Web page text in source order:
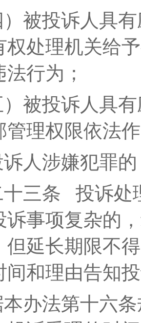
）被投诉人具
权处理机关给
行为；
）被投诉人具
管理权限依法
人涉嫌犯罪
三条 投诉处
诉事项复杂的
但延长期限不
间和理由告知
办法第十六